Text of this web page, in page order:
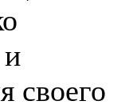
своего